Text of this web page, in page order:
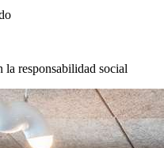
responsabilidad social